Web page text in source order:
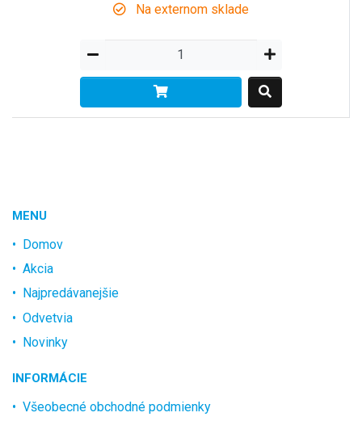
Na externom sklade
MENU
Domov
Akcia
Najpredávanejšie
Odvetvia
Novinky
INFORMÁCIE
Všeobecné obchodné podmienky